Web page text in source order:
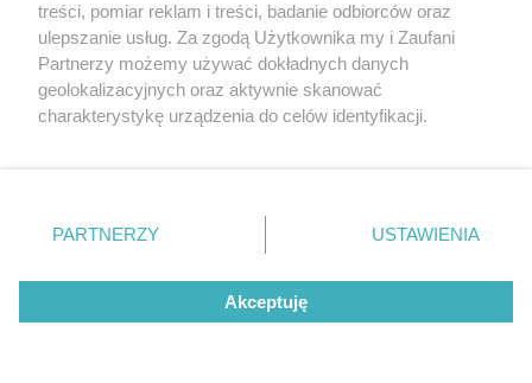
treści, pomiar reklam i treści, badanie odbiorców oraz
ulepszanie usług. Za zgodą Użytkownika my i Zaufani
Partnerzy możemy używać dokładnych danych
geolokalizacyjnych oraz aktywnie skanować
charakterystykę urządzenia do celów identyfikacji.
zmienić/wycofać klikając przycisk ustawień prywatności
znajdujący się w lewym dolnym rogu strony
rodzaje przetwarzania danych nie wymagają zgody
użytkownika, ale masz prawo sprzeciwić się takiemu
przetwarzaniu. Preferencje będą miały zastosowanie tylko
PARTNERZY USTAWIENIA
Akceptuję